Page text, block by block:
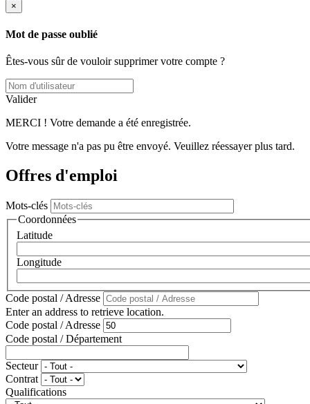
×
Mot de passe oublié
Êtes-vous sûr de vouloir supprimer votre compte ?
Valider
MERCI ! Votre demande a été enregistrée.
Votre message n'a pas pu être envoyé. Veuillez réessayer plus tard.
Offres d'emploi
Mots-clés
Coordonnées
Latitude
Longitude
Code postal / Adresse
Enter an address to retrieve location.
Code postal / Adresse
Code postal / Département
Secteur
Contrat
Qualifications